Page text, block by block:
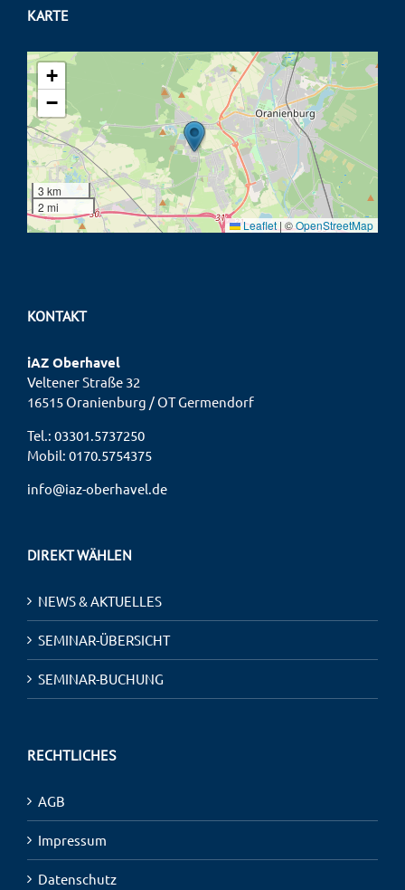
KARTE
+
−
3 km
2 mi
Leaflet | ©OpenStreetMap
KONTAKT
iAZ Oberhavel
Veltener Straße 32
16515 Oranienburg / OT Germendorf
Tel.: 03301.5737250
Mobil: 0170.5754375
info@iaz-oberhavel.de
DIREKT WÄHLEN
NEWS & AKTUELLES
SEMINAR-ÜBERSICHT
SEMINAR-BUCHUNG
RECHTLICHES
AGB
Impressum
Datenschutz